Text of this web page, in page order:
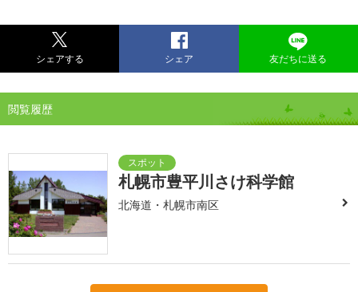
シェアする シェア 友だちに送る
閲覧履歴
札幌市豊平川さけ科学館
北海道・札幌市南区